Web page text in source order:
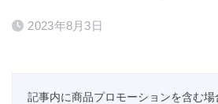
2023年8月3日
記事内に商品プロモーションを含む場